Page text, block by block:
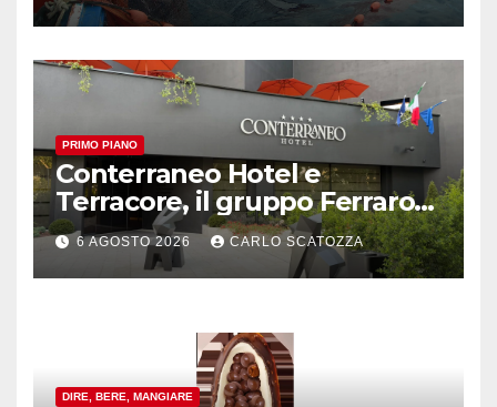
PRIMO PIANO
Conterraneo Hotel e
Terracore, il gruppo Ferraro
amplia l’ ospitalità e il gusto
alle porte di Caserta
6 AGOSTO 2026 CARLO SCATOZZA
DIRE, BERE, MANGIARE